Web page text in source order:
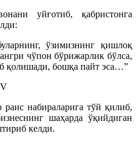
уйғотиб, қабристонга
ўзимизнинг қишлоқ
чўпон бўрижарлик бўлса,
қолишади, бошқа пайт эса…”
V
набираларига тўй қилиб,
шаҳарда ўқийдиган
келди.